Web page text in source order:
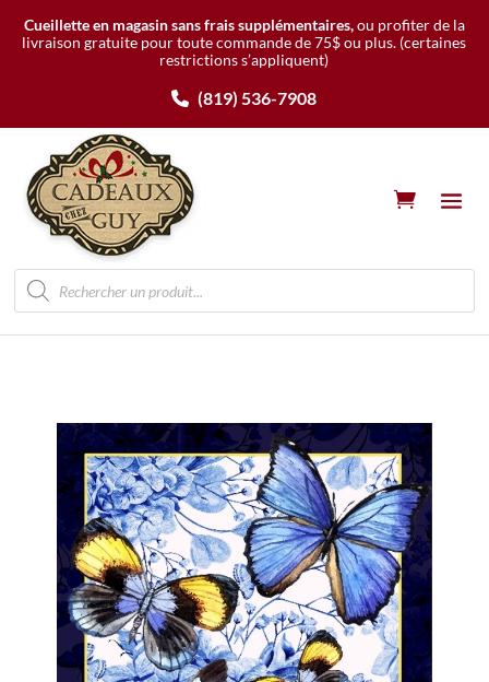
Cueillette en magasin sans frais supplémentaires,ou profiter de la
livraison gratuite pour toute commande de 75$ ou plus. (certaines
restrictions s’appliquent)
(819) 536-7908
Recherche
de
produits